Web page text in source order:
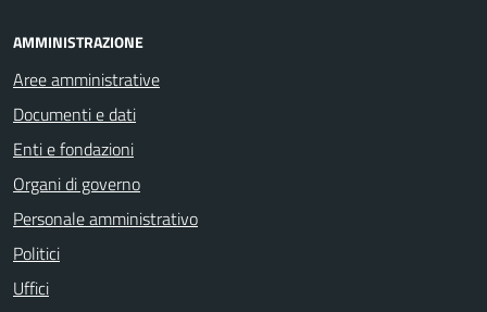
AMMINISTRAZIONE
Aree amministrative
Documenti e dati
Enti e fondazioni
Organi di governo
Personale amministrativo
Politici
Uffici